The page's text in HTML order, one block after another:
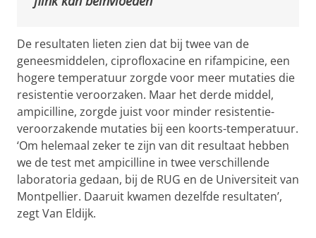
De resultaten lieten zien dat bij twee van de
geneesmiddelen, ciprofloxacine en rifampicine, een
hogere temperatuur zorgde voor meer mutaties die
resistentie veroorzaken. Maar het derde middel,
ampicilline, zorgde juist voor minder resistentie-
veroorzakende mutaties bij een koorts-temperatuur.
‘Om helemaal zeker te zijn van dit resultaat hebben
we de test met ampicilline in twee verschillende
laboratoria gedaan, bij de RUG en de Universiteit van
Montpellier. Daaruit kwamen dezelfde resultaten’,
zegt Van Eldijk.